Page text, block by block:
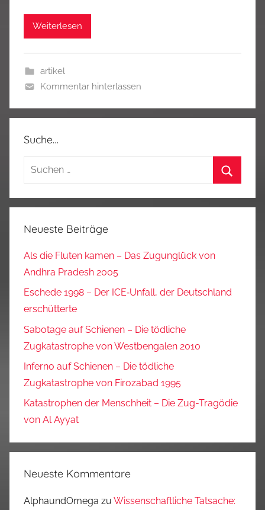
Weiterlesen
artikel
Kommentar hinterlassen
Suche…
Suchen
Neueste Beiträge
Als die Fluten kamen – Das Zugunglück von
Andhra Pradesh 2005
Eschede 1998 – Der ICE‑Unfall, der Deutschland
erschütterte
Sabotage auf Schienen – Die tödliche
Zugkatastrophe von Westbengalen 2010
Inferno auf Schienen – Die tödliche
Zugkatastrophe von Firozabad 1995
Katastrophen der Menschheit – Die Zug-Tragödie
von Al Ayyat
Neueste Kommentare
AlphaundOmega zu Wissenschaftliche Tatsache: